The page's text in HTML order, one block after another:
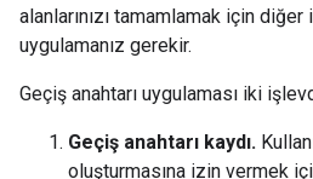
alanlarınızı tamamlamak için
uygulamanız gerekir.
Geçiş anahtarı uygulaması iki
Geçiş anahtarı kaydı.
oluşturmasına izin vermek